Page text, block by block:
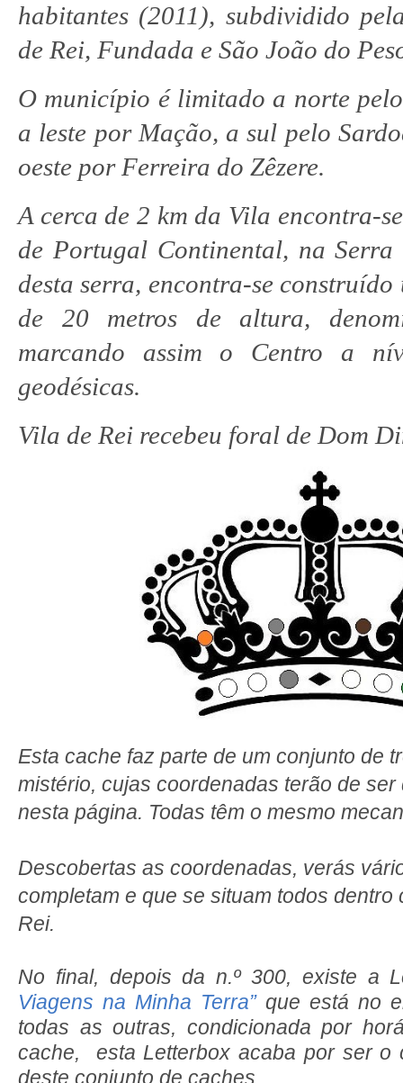
habitantes (2011), subdividido
de Rei, Fundada e São João do
O município é limitado a norte
a leste por Mação, a sul pelo
oeste por Ferreira do Zêzere.
A cerca de 2 km da Vila encontra-
de Portugal Continental, na
desta serra, encontra-se construído
de 20 metros de altura,
marcando assim o Centro a
geodésicas.
Vila de Rei recebeu foral de Dom
Esta cache faz parte de um conjunto de
mistério, cujas coordenadas terão de
nesta página. Todas têm o mesmo
Descobertas as coordenadas, verás
completam e que se situam todos dentro
Rei.
No final, depois da n.º 300, existe a
Viagens na Minha Terra” que está no
todas as outras, condicionada por
cache, esta Letterbox acaba por ser o
deste conjunto de caches.